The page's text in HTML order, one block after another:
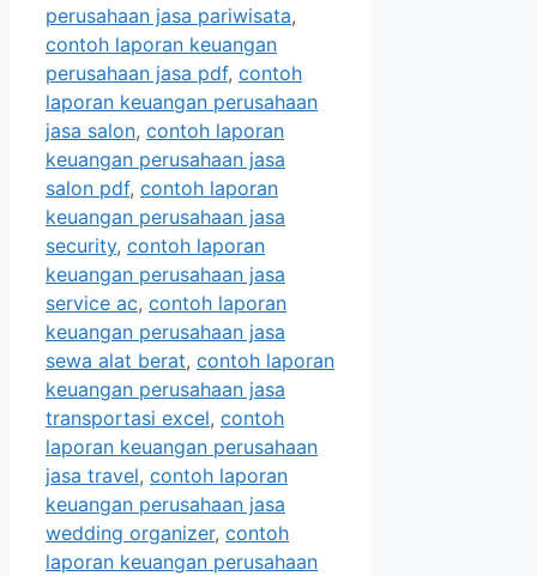
perusahaan jasa pariwisata,
contoh laporan keuangan
perusahaan jasa pdf, contoh
laporan keuangan perusahaan
jasa salon, contoh laporan
keuangan perusahaan jasa
salon pdf, contoh laporan
keuangan perusahaan jasa
security, contoh laporan
keuangan perusahaan jasa
service ac, contoh laporan
keuangan perusahaan jasa
sewa alat berat, contoh laporan
keuangan perusahaan jasa
transportasi excel, contoh
laporan keuangan perusahaan
jasa travel, contoh laporan
keuangan perusahaan jasa
wedding organizer, contoh
laporan keuangan perusahaan